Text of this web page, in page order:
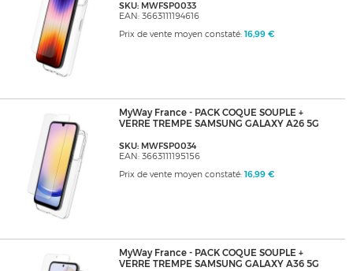
SKU: MWFSP0033
EAN: 3663111194616
Prix de vente moyen constaté: 16,99 €
MyWay France - PACK COQUE SOUPLE +
VERRE TREMPE SAMSUNG GALAXY A26 5G
SKU: MWFSP0034
EAN: 3663111195156
Prix de vente moyen constaté: 16,99 €
MyWay France - PACK COQUE SOUPLE +
VERRE TREMPE SAMSUNG GALAXY A36 5G